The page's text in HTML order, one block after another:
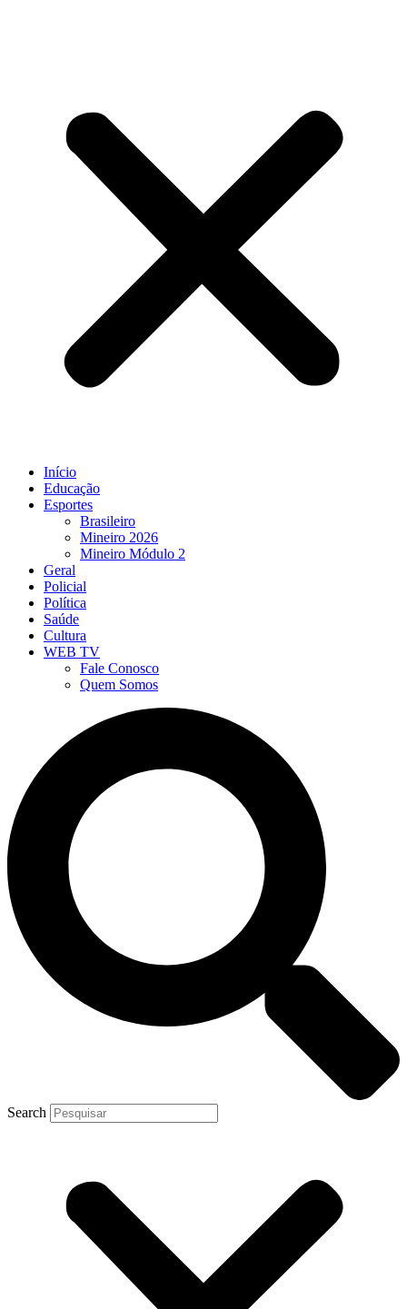
Início
Educação
Esportes
Brasileiro
Mineiro 2026
Mineiro Módulo 2
Geral
Policial
Política
Saúde
Cultura
WEB TV
Fale Conosco
Quem Somos
Search